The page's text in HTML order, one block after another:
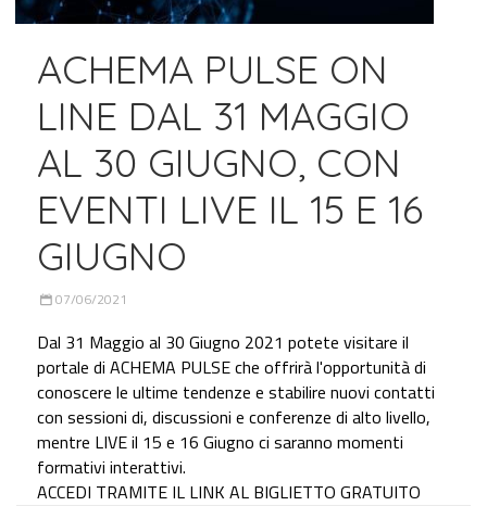
ACHEMA PULSE ON
LINE DAL 31 MAGGIO
AL 30 GIUGNO, CON
EVENTI LIVE IL 15 E 16
GIUGNO
07/06/2021
Dal 31 Maggio al 30 Giugno 2021 potete visitare il
portale di ACHEMA PULSE che offrirà l'opportunità di
conoscere le ultime tendenze e stabilire nuovi contatti
con sessioni di, discussioni e conferenze di alto livello,
mentre LIVE il 15 e 16 Giugno ci saranno momenti
formativi interattivi.
ACCEDI TRAMITE IL LINK AL BIGLIETTO GRATUITO